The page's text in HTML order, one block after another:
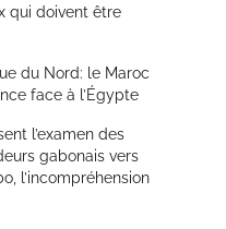
qui doivent être
du Nord: le Maroc
face à l’Égypte
l’examen des
gabonais vers
l’incompréhension